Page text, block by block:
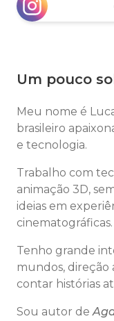
Um pouco
Meu nome é
brasileiro
e tecnologia.
Trabalho com
animação 3D,
ideias em
cinematográficas.
Tenho grande
mundos,
contar histórias
Sou autor de